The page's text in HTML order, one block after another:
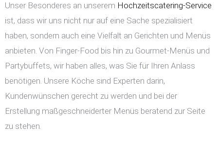
Unser Besonderes an unserem Hochzeitscatering-Service
ist, dass wir uns nicht nur auf eine Sache spezialisiert
haben, sondern auch eine Vielfalt an Gerichten und Menüs
anbieten. Von Finger-Food bis hin zu Gourmet-Menüs und
Partybuffets, wir haben alles, was Sie für Ihren Anlass
benötigen. Unsere Köche sind Experten darin,
Kundenwünschen gerecht zu werden und bei der
Erstellung maßgeschneiderter Menüs beratend zur Seite
zu stehen.